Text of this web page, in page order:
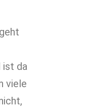
ist da
viele